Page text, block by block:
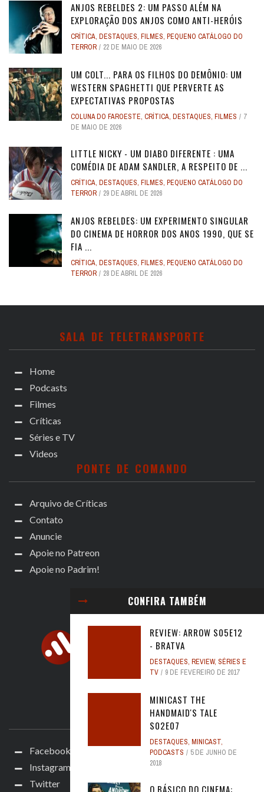
CONFIRA TAMBÉM
REVIEW: ARROW S05E12
- BRATVA
DESTAQUES, REVIEW, SÉRIES E
TV
9 DE FEVEREIRO DE 2017
MINICAST THE
HANDMAID'S TALE
S02E07
DESTAQUES, MINICAST,
PODCASTS
5 DE JUNHO DE
2018
O BÁSICO DO CINEMA:
ANJOS REBELDES 2: UM PASSO ALÉM NA
EXPLORAÇÃO DOS ANJOS COMO ANTI-HERÓIS
CRÍTICA, DESTAQUES, FILMES, PEQUENO CATÁLOGO DO
TERROR
22 DE MAIO DE 2026
UM COLT... PARA OS FILHOS DO DEMÔNIO: UM
WESTERN SPAGHETTI QUE PERVERTE AS
EXPECTATIVAS PROPOSTAS
COLUNA DO FAROESTE, CRÍTICA, DESTAQUES, FILMES
7
DE MAIO DE 2026
LITTLE NICKY - UM DIABO DIFERENTE : UMA
COMÉDIA DE ADAM SANDLER, A RESPEITO DE ...
CRÍTICA, DESTAQUES, FILMES, PEQUENO CATÁLOGO DO
TERROR
29 DE ABRIL DE 2026
ANJOS REBELDES: UM EXPERIMENTO SINGULAR
DO CINEMA DE HORROR DOS ANOS 1990, QUE SE
FIA ...
CRÍTICA, DESTAQUES, FILMES, PEQUENO CATÁLOGO DO
TERROR
28 DE ABRIL DE 2026
SALA DE TELETRANSPORTE
Home
Podcasts
Filmes
Críticas
Séries e TV
Videos
PONTE DE COMANDO
Arquivo de Críticas
Contato
Anuncie
Apoie no Patreon
Apoie no Padrim!
ACOMPANHE
Facebook
Instagram
Twitter